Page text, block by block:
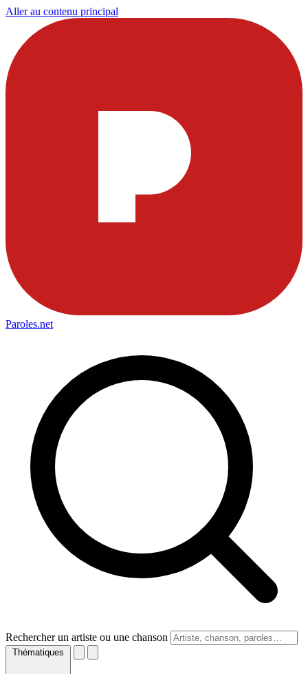
Aller au contenu principal
Paroles.net
Rechercher un artiste ou une chanson
Thématiques